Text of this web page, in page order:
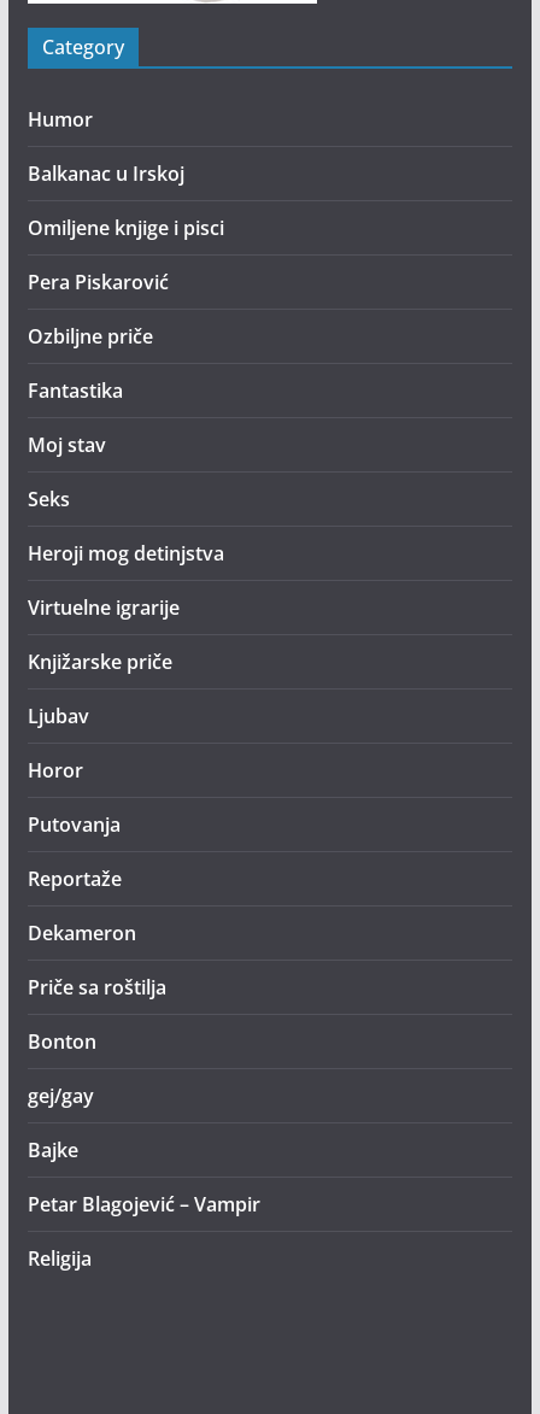
Category
Humor
Balkanac u Irskoj
Omiljene knjige i pisci
Pera Piskarović
Ozbiljne priče
Fantastika
Moj stav
Seks
Heroji mog detinjstva
Virtuelne igrarije
Knjižarske priče
Ljubav
Horor
Putovanja
Reportaže
Dekameron
Priče sa roštilja
Bonton
gej/gay
Bajke
Petar Blagojević – Vampir
Religija